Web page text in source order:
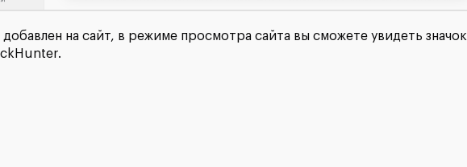
на сайт, в режиме просмотра сайта вы сможете увидеть значок